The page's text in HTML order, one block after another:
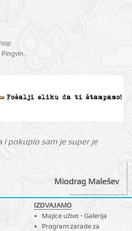
Pingvin
i pokupio sam je super je
Miodrag Malešev
IZDVAJAMO
Majice uživo - Galerija
Program zarade za